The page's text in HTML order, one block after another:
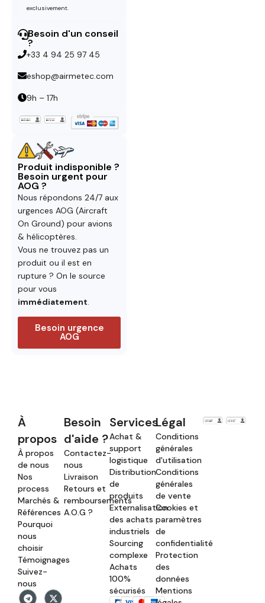
exclusivement.
Besoin d'un conseil
?
+33 4 94 25 97 45
eshop@airmetec.com
9h – 17h
Produit indisponible ?
Besoin urgent pour
AOG ?
Nous répondons 24/7 aux
urgences AOG (Aircraft
On Ground) pour avions
& hélicoptères.
Vous ne trouvez pas un
produit ou il est en
rupture ? On le source
pour vous
immédiatement.
Besoin urgence
AOG
À
propos
À propos
de nous
Nos
process
Marchés &
Références
Pourquoi
nous
choisir
Témoignages
Suivez-
nous
Besoin
d'aide ?
Contactez-
nous
Livraison
Retours et
remboursements
A.O.G ?
Services
Achat &
support
logistique
Distribution
de
produits
Externalisation
des achats
industriels
Sourcing
complexe
Achats
100%
sécurisés
Légal
Conditions
générales
d'utilisation
Conditions
générales
de vente
Cookies et
paramètres
de
confidentialité
Protection
des
données
Mentions